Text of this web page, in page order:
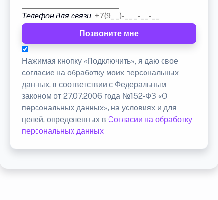
Телефон для связи
Позвоните мне
Нажимая кнопку «Подключить», я даю свое
согласие на обработку моих персональных
данных, в соответствии с Федеральным
законом от 27.07.2006 года №152-ФЗ «О
персональных данных», на условиях и для
целей, определенных в Согласии на обработку
персональных данных